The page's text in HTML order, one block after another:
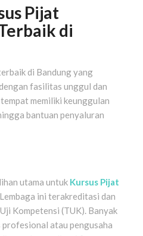
Pijat
di
di Bandung yang
dengan fasilitas unggul dan
memiliki keunggulan
bantuan penyaluran
utama untuk Kursus Pijat
ini terakreditasi dan
Kompetensi (TUK). Banyak
atau pengusaha